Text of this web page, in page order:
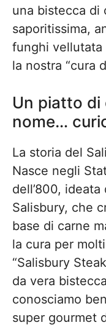
una bistecca di
saporitissima,
funghi vellutata
la nostra “cura
Un piatto
nome…
La storia del
Nasce negli
dell’800,
Salisbury, che
base di carne
la cura per
“Salisbury
da vera
conosciamo
super gourmet